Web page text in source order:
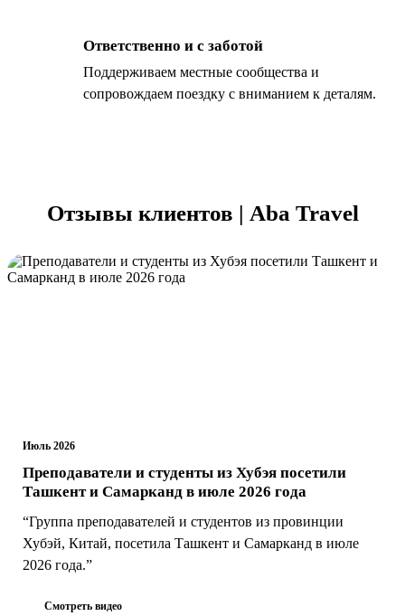
Ответственно и с заботой
Поддерживаем местные сообщества и
сопровождаем поездку с вниманием к деталям.
Отзывы клиентов | Aba Travel
Июль 2026
Преподаватели и студенты из Хубэя посетили
Ташкент и Самарканд в июле 2026 года
“Группа преподавателей и студентов из провинции
Хубэй, Китай, посетила Ташкент и Самарканд в июле
2026 года.”
Смотреть видео